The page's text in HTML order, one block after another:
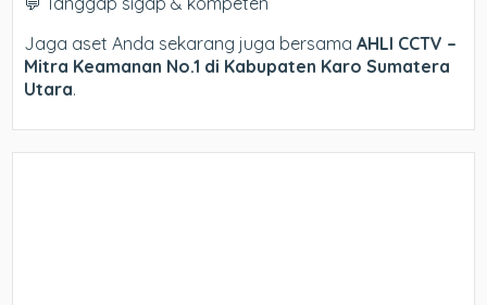
Jaga aset Anda sekarang juga bersamaAHLI CCTV –
Mitra Keamanan No.1 di Kabupaten Karo Sumatera
Utara.